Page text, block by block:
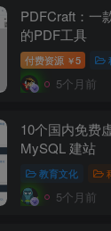
容量
浆料
新款
鹿头
蛇
农家野
然放养
￥
￥0.00
PDFCraft：一
的PDF工具
付费资源 ￥5
5个月前
10个国内免费
MySQL 建站
教育文化
5个月前